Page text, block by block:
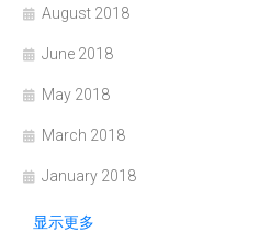
August 2018
June 2018
May 2018
March 2018
January 2018
显示更多